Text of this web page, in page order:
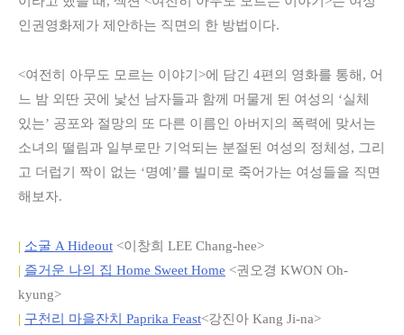
인권영화제가 제안하는 직면의 한 방법이다.
<여전히 아무도 모르는 이야기>에 담긴 4편의 영화를 통해, 어
느 밤 외딴 곳에 낯선 남자들과 함께 머물게 된 여성의 ‘실체
있는’ 공포와 절망의 또 다른 이름인 아버지의 폭력에 맞서는
소녀의 떨림과 일부로만 기억되는 분절된 여성의 정체성, 그리
고 더럽기 짝이 없는 ‘명예’를 빌미로 죽어가는 여성들을 직면
해보자.
| 소굴 A Hideout <이창희 LEE Chang-hee>
| 즐거운 나의 집 Home Sweet Home <권오경 KWON Oh-
kyung>
| 구천리 마을잔치 Paprika Feast<강진아 Kang Ji-na>